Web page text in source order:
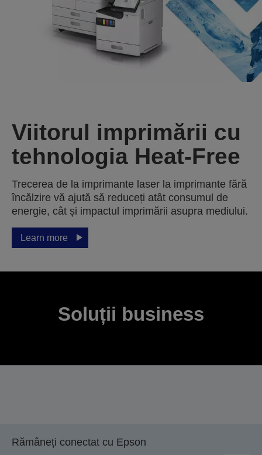
Viitorul imprimării cu
tehnologia Heat-Free
Trecerea de la imprimante laser la imprimante fără
încălzire vă ajută să reduceți atât consumul de
energie, cât și impactul imprimării asupra mediului.
Learn more
Soluții business
Rămâneți conectat cu Epson